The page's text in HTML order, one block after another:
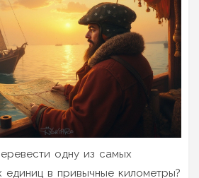
одну из самых
единиц в привычные километры?